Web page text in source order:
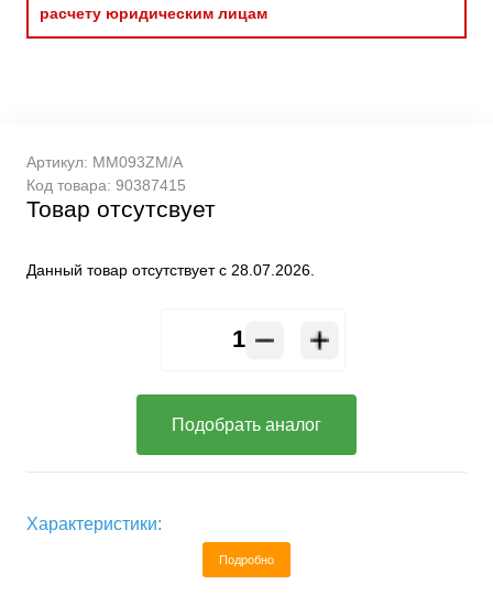
расчету юридическим лицам
Артикул: MM093ZM/A
Код товара: 90387415
Товар отсутсвует
Данный товар отсутствует с 28.07.2026.
Подобрать аналог
Характеристики:
Подробно